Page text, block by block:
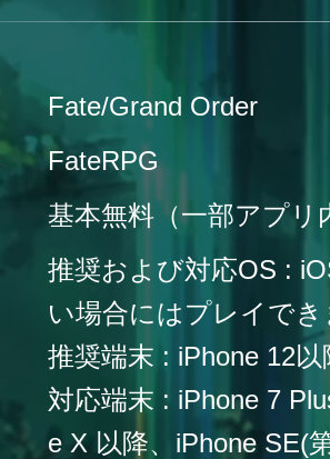
Fate/Grand Order
FateRPG
基本無料（一部アプリ
推奨および対応OS :
い場合にはプレイで
推奨端末 : iPhone 12以
対応端末 : iPhone 7
e X 以降、iPhone SE(